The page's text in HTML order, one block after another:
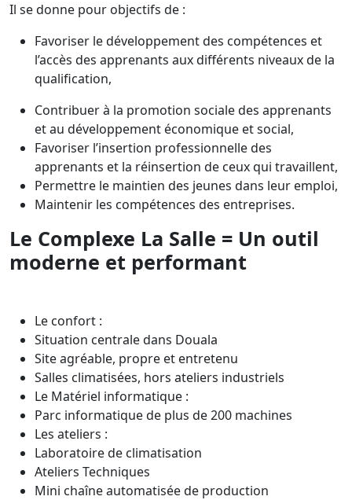
Il se donne pour objectifs de :
Favoriser le développement des compétences et
l’accès des apprenants aux différents niveaux de la
qualification,
Contribuer à la promotion sociale des apprenants
et au développement économique et social,
Favoriser l’insertion professionnelle des
apprenants et la réinsertion de ceux qui travaillent,
Permettre le maintien des jeunes dans leur emploi,
Maintenir les compétences des entreprises.
Le Complexe La Salle = Un outil
moderne et performant
Le confort :
Situation centrale dans Douala
Site agréable, propre et entretenu
Salles climatisées, hors ateliers industriels
Le Matériel informatique :
Parc informatique de plus de 200 machines
Les ateliers :
Laboratoire de climatisation
Ateliers Techniques
Mini chaîne automatisée de production